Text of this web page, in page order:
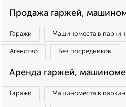
Продажа гаржей,
Гаражи Машиноместа в
Агенство Без посредников
Аренда гаржей,
Гаражи Машиноместа в